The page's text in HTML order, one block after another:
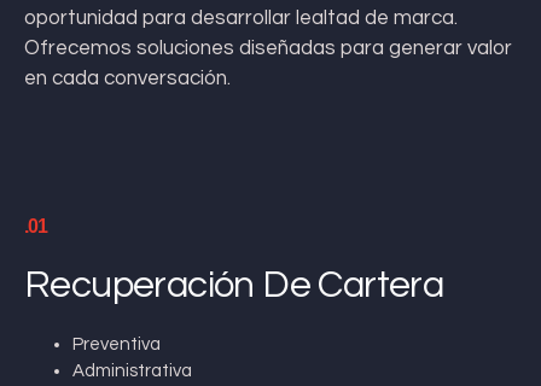
oportunidad para desarrollar lealtad de marca.
Ofrecemos soluciones diseñadas para generar valor
en cada conversación.
.01
Recuperación De Cartera
Preventiva
Administrativa